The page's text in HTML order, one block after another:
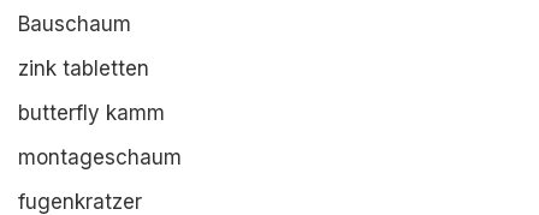
Bauschaum
zink tabletten
butterfly kamm
montageschaum
fugenkratzer